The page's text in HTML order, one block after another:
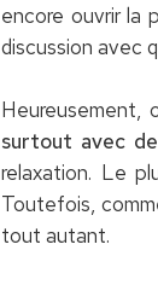
encore ouvrir la
discussion avec
Heureusement,
surtout avec
relaxation. Le
Toutefois,
tout autant.